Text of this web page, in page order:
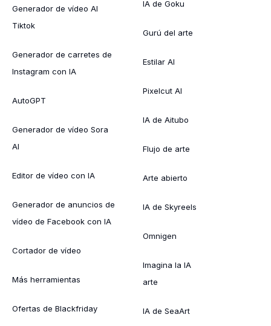
Generador de vídeo AI
Tiktok
Generador de carretes de
Instagram con IA
AutoGPT
Generador de vídeo Sora
AI
Editor de vídeo con IA
Generador de anuncios de
vídeo de Facebook con IA
Cortador de vídeo
Más herramientas
Ofertas de Blackfriday
IA de Goku
Gurú del arte
Estilar AI
Pixelcut AI
IA de Aitubo
Flujo de arte
Arte abierto
IA de Skyreels
Omnigen
Imagina la IA
arte
IA de SeaArt